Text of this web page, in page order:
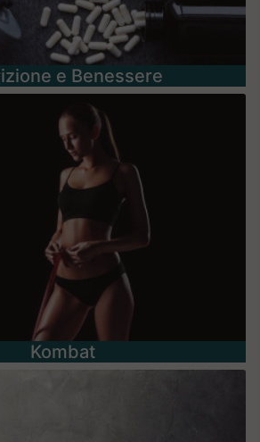
e Benessere
Kombat